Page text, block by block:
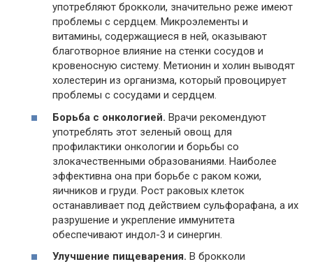
употребляют брокколи, значительно реже имеют
проблемы с сердцем. Микроэлементы и
витамины, содержащиеся в ней, оказывают
благотворное влияние на стенки сосудов и
кровеносную систему. Метионин и холин выводят
холестерин из организма, который провоцирует
проблемы с сосудами и сердцем.
Борьба с онкологией. Врачи рекомендуют
употреблять этот зеленый овощ для
профилактики онкологии и борьбы со
злокачественными образованиями. Наиболее
эффективна она при борьбе с раком кожи,
яичников и груди. Рост раковых клеток
останавливает под действием сульфорафана, а их
разрушение и укрепление иммунитета
обеспечивают индол-3 и синергин.
Улучшение пищеварения. В брокколи